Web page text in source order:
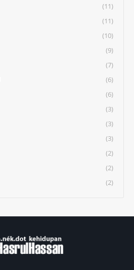
(11)
(11)
(10)
(9)
(7)
(6)
(6)
(3)
(3)
(3)
(2)
(2)
(2)